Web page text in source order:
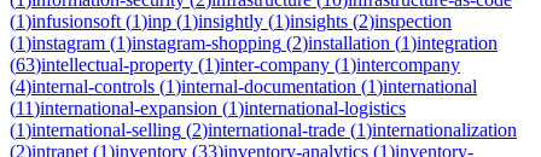
(1)infusionsoft (1)inp (1)insightly (1)insights (2)inspection
(1)instagram (1)instagram-shopping (2)installation (1)integration
(63)intellectual-property (1)inter-company (1)intercompany
(4)internal-controls (1)internal-documentation (1)international
(11)international-expansion (1)international-logistics
(1)international-selling (2)international-trade (1)internationalization
(2)intranet (1)inventory (33)inventory-analytics (1)inventory-